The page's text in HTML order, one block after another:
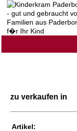
zu verkaufen in
Artikel: